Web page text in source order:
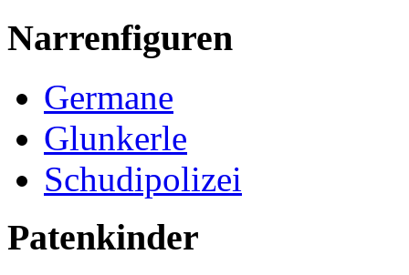
Narrenfiguren
Germane
Glunkerle
Schudipolizei
Patenkinder